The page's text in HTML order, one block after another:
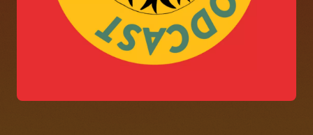
S'impliquer
Carrière
Location studio